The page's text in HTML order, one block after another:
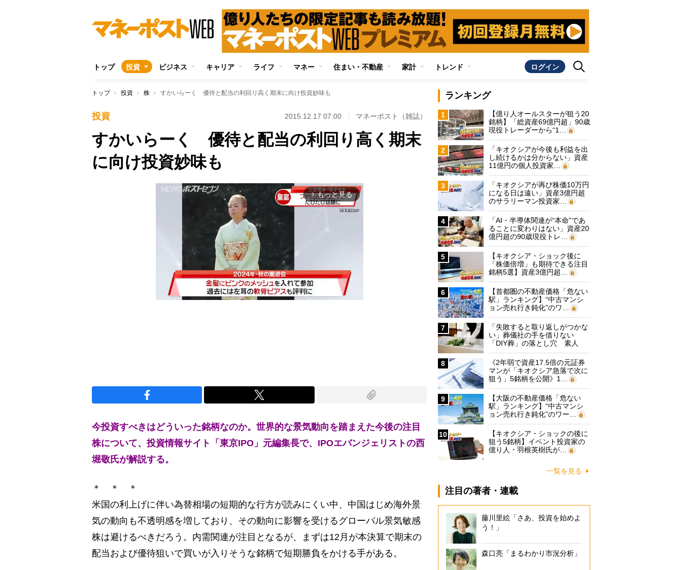
トップ 投資 ビジネス キャリア ライフ マネー 住まい・不動産 家計 トレンド ログイン
トップ 投資 株 すかいらーく 優待と配当の利回り高く期末に向け投資妙味も
投資 2015.12.17 07:00 マネーポスト（雑誌）
すかいらーく 優待と配当の利回り高く期末
に向け投資妙味も
arrow_forward_ios もっと見る
今投資すべきはどういった銘柄なのか。世界的な景気動向を踏まえた今後の注目
株について、投資情報サイト「東京IPO」元編集長で、IPOエバンジェリストの西
堀敬氏が解説する。
＊ ＊ ＊
米国の利上げに伴い為替相場の短期的な行方が読みにくい中、中国はじめ海外景
気の動向も不透明感を増しており、その動向に影響を受けるグローバル景気敏感
株は避けるべきだろう。内需関連が注目となるが、まずは12月が本決算で期末の
配当および優待狙いで買いが入りそうな銘柄で短期勝負をかける手がある。
ランキング
1
【億り人オールスターが狙う20
銘柄】「総資産69億円超」90歳
現役トレーダーから“1…
2
「キオクシアが今後も利益を出
し続けるかは分からない」資産
11億円の個人投資家…
3
「キオクシアが再び株価10万円
になる日は遠い」資産3億円超
のサラリーマン投資家…
4
「AI・半導体関連が“本命”であ
ることに変わりはない」資産20
億円超の90歳現役トレ…
5
【キオクシア・ショック後に
「株価倍増」も期待できる注目
銘柄5選】資産3億円超…
6
【首都圏の不動産価格「危ない
駅」ランキング】“中古マンシ
ョン売れ行き鈍化”のワ…
7
「失敗すると取り返しがつかな
い」葬儀社の手を借りない
「DIY葬」の落とし穴 素人
に…
8
《2年弱で資産17.5倍の元証券
マンが「キオクシア急落で次に
狙う」5銘柄を公開》1…
9
【大阪の不動産価格「危ない
駅」ランキング】“中古マンシ
ョン売れ行き鈍化”のワー…
10
【キオクシア・ショックの後に
狙う5銘柄】イベント投資家の
億り人・羽根英樹氏が…
一覧を見る
注目の著者・連載
藤川里絵「さあ、投資を始めよ
う！」
森口亮「まるわかり市況分析」